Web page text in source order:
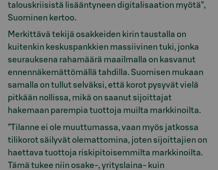
talouskriisistä lisääntyneen digitalisaation myötä”,
Suominen kertoo.
Merkittävä tekijä osakkeiden kirin taustalla on
kuitenkin keskuspankkien massiivinen tuki, jonka
seurauksena rahamäärä maailmalla on kasvanut
ennennäkemättömällä tahdilla. Suomisen mukaan
samalla on tullut selväksi, että korot pysyvät vielä
pitkään nollissa, mikä on saanut sijoittajat
hakemaan parempia tuottoja muilta markkinoilta.
”Tilanne ei ole muuttumassa, vaan myös jatkossa
tilikorot säilyvät olemattomina, joten sijoittajien on
haettava tuottoja riskipitoisemmilta markkinoilta.
Tämä tukee niin osake-, yrityslaina- kuin